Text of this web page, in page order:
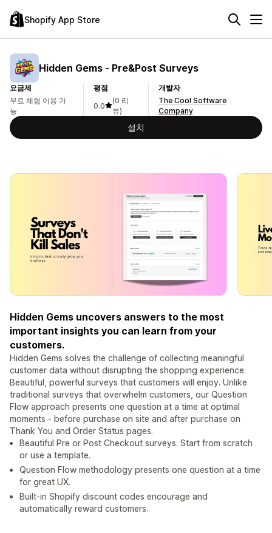
Shopify App Store
Hidden Gems ‑ Pre&Post Surveys
요금제
무료 체험 이용 가
능
평점
0.0
(0 리
뷰)
개발자
The Cool Software
Company
설치
Hidden Gems uncovers answers to the most
important insights you can learn from your
customers.
Hidden Gems solves the challenge of collecting meaningful
customer data without disrupting the shopping experience.
Beautiful, powerful surveys that customers will enjoy. Unlike
traditional surveys that overwhelm customers, our Question
Flow approach presents one question at a time at optimal
moments - before purchase on site and after purchase on
Thank You and Order Status pages.
Beautiful Pre or Post Checkout surveys. Start from scratch
or use a template.
Question Flow methodology presents one question at a time
for great UX.
Built-in Shopify discount codes encourage and
automatically reward customers.